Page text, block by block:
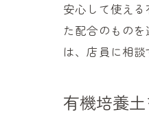
安心して使え
た配合のもの
は、店員に相談
有機培養